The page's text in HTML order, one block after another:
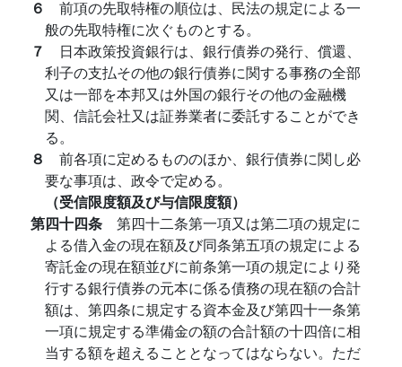
６ 前項の先取特権の順位は、民法の規定による一
般の先取特権に次ぐものとする。
７ 日本政策投資銀行は、銀行債券の発行、償還、
利子の支払その他の銀行債券に関する事務の全部
又は一部を本邦又は外国の銀行その他の金融機
関、信託会社又は証券業者に委託することができ
る。
８ 前各項に定めるもののほか、銀行債券に関し必
要な事項は、政令で定める。
（受信限度額及び与信限度額）
第四十四条 第四十二条第一項又は第二項の規定に
よる借入金の現在額及び同条第五項の規定による
寄託金の現在額並びに前条第一項の規定により発
行する銀行債券の元本に係る債務の現在額の合計
額は、第四条に規定する資本金及び第四十一条第
一項に規定する準備金の額の合計額の十四倍に相
当する額を超えることとなってはならない。ただ